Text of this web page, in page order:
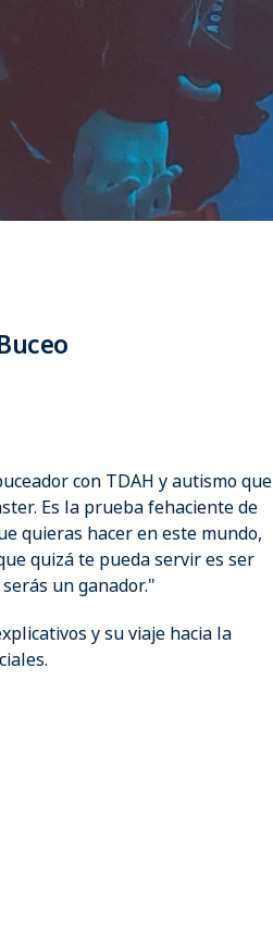
con TDAH y autismo que
Es la prueba fehaciente de
quieras hacer en este mundo,
quizá te pueda servir es ser
un ganador."
y su viaje hacia la